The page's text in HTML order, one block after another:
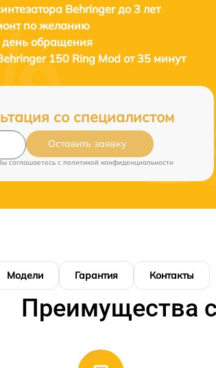
Behringer до 3 лет
по желанию
день обращения
150 Ring Mod от 35 минут
со специалистом
Оставить заявку
соглашаетесь c политикой конфиденциальности
Модели Гарантия Контакты
Преимущества